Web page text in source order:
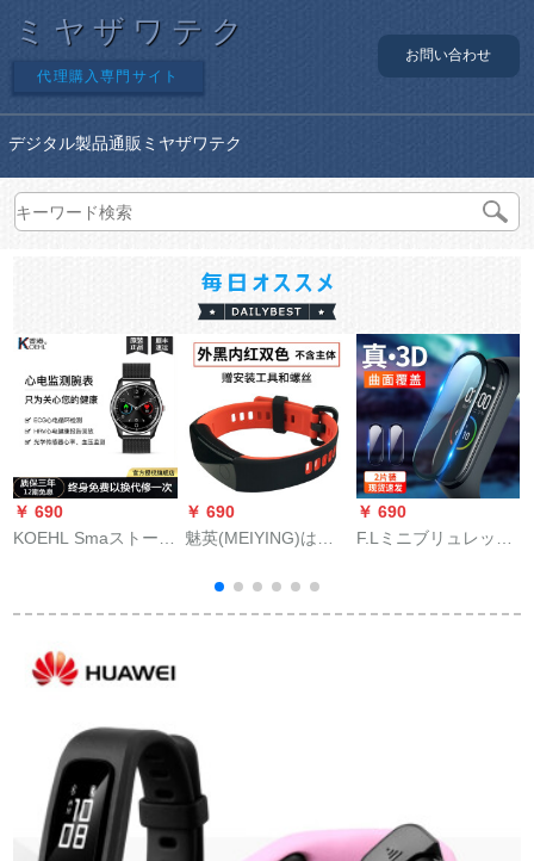
ミヤザワテク
代理購入専門サイト
お問い合わせ
デジタル製品通販ミヤザワテク
￥ 690
KOEHL Smaストーレ
ECG+PPG心電ハイビ
リーンAndroid Att通
￥ 690
魅英(MEIYING)はフ
ト3に适用されます。
ストレート3つの腕時
￥ 690
F.Lミニブリュレット
フルム落下防止高精